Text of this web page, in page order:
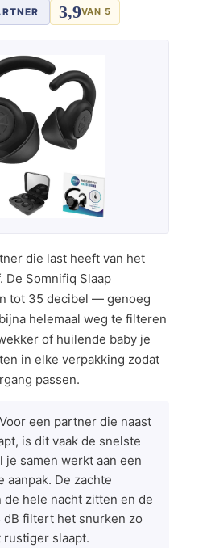
3,9VAN 5
die last heeft van het
De Somnifiq Slaap
tot 35 decibel — genoeg
helemaal weg te filteren
of huilende baby je
in elke verpakking zodat
passen.
Voor een partner die naast
is dit vaak de snelste
samen werkt aan een
aanpak. De zachte
hele nacht zitten en de
dB filtert het snurken zo
slaapt.